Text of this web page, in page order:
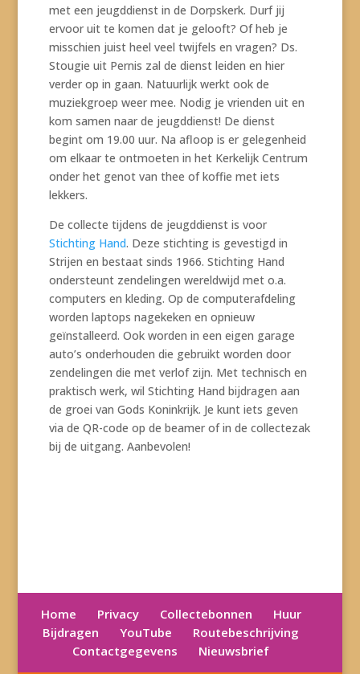
met een jeugddienst in de Dorpskerk. Durf jij
ervoor uit te komen dat je gelooft? Of heb je
misschien juist heel veel twijfels en vragen? Ds.
Stougie uit Pernis zal de dienst leiden en hier
verder op in gaan. Natuurlijk werkt ook de
muziekgroep weer mee. Nodig je vrienden uit en
kom samen naar de jeugddienst! De dienst
begint om 19.00 uur. Na afloop is er gelegenheid
om elkaar te ontmoeten in het Kerkelijk Centrum
onder het genot van thee of koffie met iets
lekkers.
De collecte tijdens de jeugddienst is voor
Stichting Hand. Deze stichting is gevestigd in
Strijen en bestaat sinds 1966. Stichting Hand
ondersteunt zendelingen wereldwijd met o.a.
computers en kleding. Op de computerafdeling
worden laptops nagekeken en opnieuw
geïnstalleerd. Ook worden in een eigen garage
auto’s onderhouden die gebruikt worden door
zendelingen die met verlof zijn. Met technisch en
praktisch werk, wil Stichting Hand bijdragen aan
de groei van Gods Koninkrijk. Je kunt iets geven
via de QR-code op de beamer of in de collectezak
bij de uitgang. Aanbevolen!
Home Privacy Collectebonnen
Huur
Bijdragen
YouTube
Routebeschrijving
Contactgegevens
Nieuwsbrief